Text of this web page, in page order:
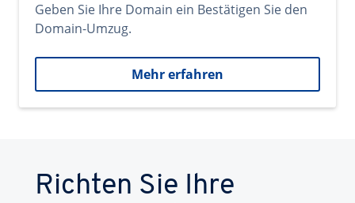
Geben Sie Ihre Domain ein Bestätigen Sie den
Domain-Umzug.
Mehr erfahren
Richten Sie Ihre